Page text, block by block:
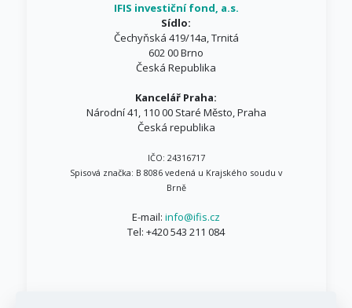
IFIS investiční fond, a.s.
Sídlo:
Čechyňská 419/14a, Trnitá
602 00 Brno
Česká Republika
Kancelář Praha:
Národní 41, 110 00 Staré Město, Praha
Česká republika
IČO: 24316717
Spisová značka: B 8086 vedená u Krajského soudu v
Brně
E-mail: info@ifis.cz
Tel: +420 543 211 084